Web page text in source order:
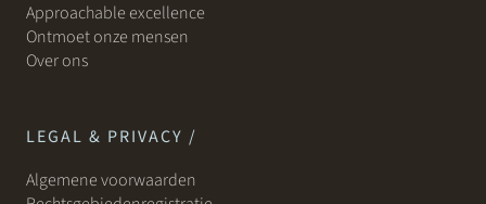
Approachable excellence
Ontmoet onze mensen
Over ons
LEGAL & PRIVACY /
Algemene voorwaarden